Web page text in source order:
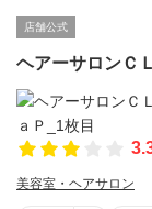
店舗公式
ヘアーサロンＣ
美容室・ヘアサロン